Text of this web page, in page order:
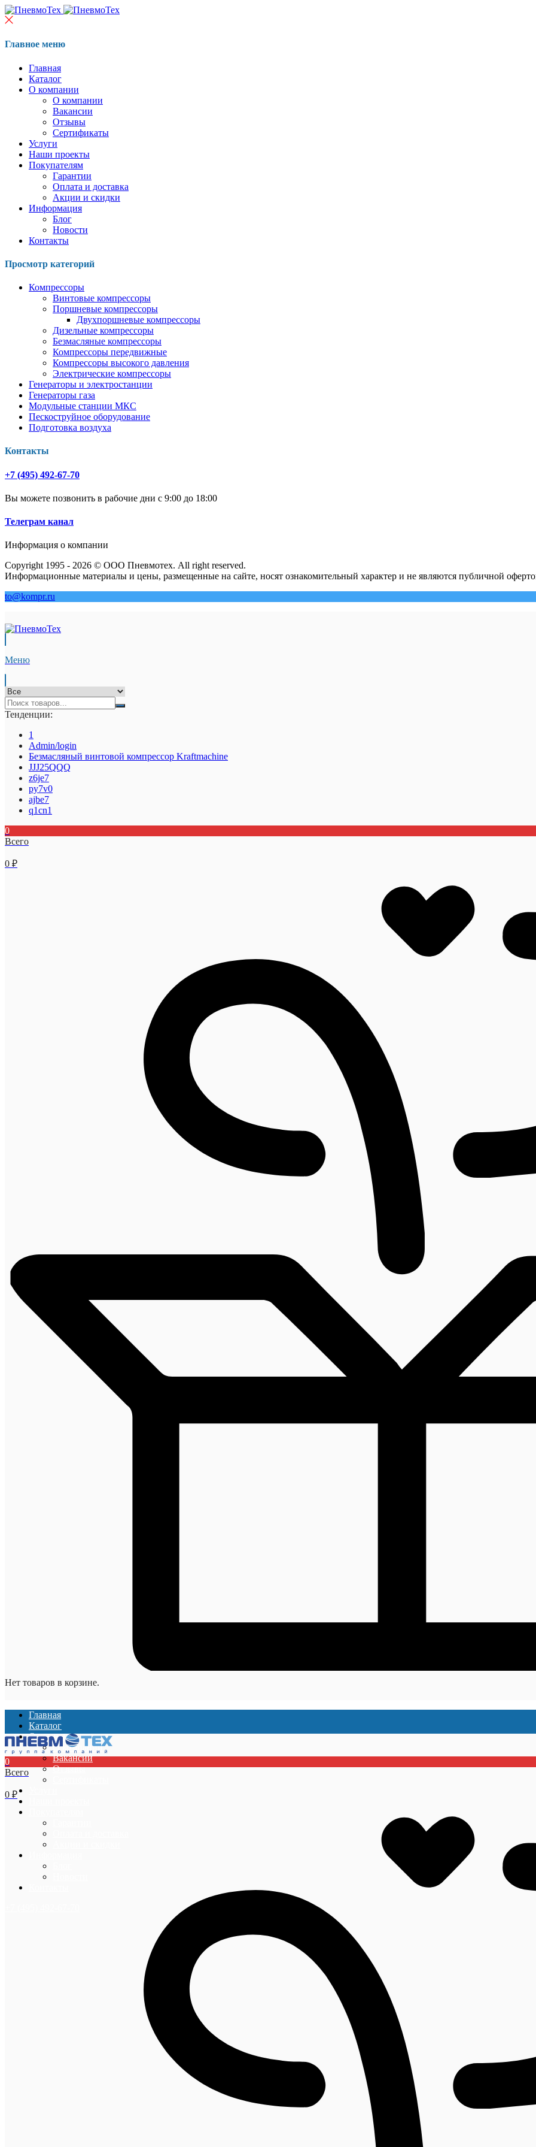
Главное меню
Главная
Каталог
О компании
О компании
Вакансии
Отзывы
Сертификаты
Услуги
Наши проекты
Покупателям
Гарантии
Оплата и доставка
Акции и скидки
Информация
Блог
Новости
Контакты
Просмотр категорий
Компрессоры
Винтовые компрессоры
Поршневые компрессоры
Двухпоршневые компрессоры
Дизельные компрессоры
Безмасляные компрессоры
Компрессоры передвижные
Компрессоры высокого давления
Электрические компрессоры
Генераторы и электростанции
Генераторы газа
Модульные станции МКС
Пескоструйное оборудование
Подготовка воздуха
Контакты
+7 (495) 492-67-70
Вы можете позвонить в рабочие дни с 9:00 до 18:00
Телеграм канал
Информация о компании
Copyright 1995 - 2026 © ООО Пневмотех. All right reserved.
Информационные материалы и цены, размещенные на сайте, носят ознакомительный характер и не являются публичной
to@kompr.ru
Меню
Тенденции:
1
Admin/login
Безмасляный винтовой компрессор Kraftmaсhine
JJJ25QQQ
z6je7
py7v0
ajbe7
q1cn1
0
Всего
0 ₽
Нет товаров в корзине.
Главная
Каталог
О компании
О компании
Вакансии
Отзывы
0
Всего
0 ₽